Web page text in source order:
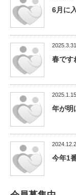
6月に
2025.3.31
春です
2025.1.15
年が明
今年1